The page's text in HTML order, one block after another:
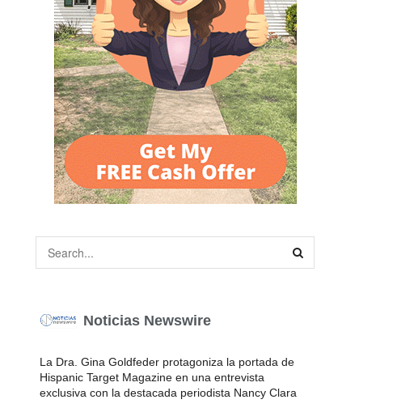
Noticias Newswire
La Dra. Gina Goldfeder protagoniza la portada de
Hispanic Target Magazine en una entrevista
exclusiva con la destacada periodista Nancy Clara